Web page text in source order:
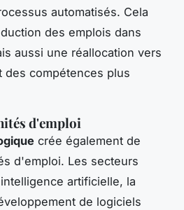
automatisés. Cela
des emplois dans
aussi une réallocation vers
des compétences plus
d'emploi
crée également de
d'emploi. Les secteurs
artificielle, la
de logiciels